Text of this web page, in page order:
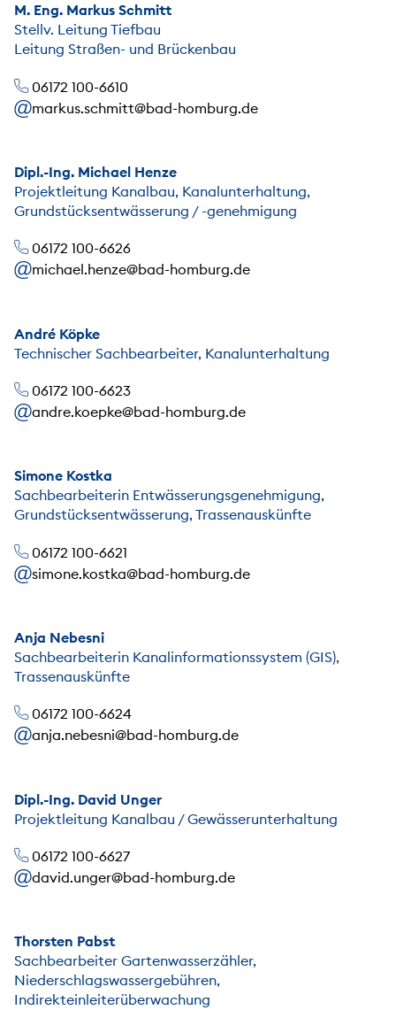
M. Eng. Markus Schmitt
Stellv. Leitung Tiefbau
Leitung Straßen- und Brückenbau
06172 100-6610
markus.schmitt@bad-homburg.de
Dipl.-Ing. Michael Henze
Projektleitung Kanalbau, Kanalunterhaltung,
Grundstücksentwässerung / -genehmigung
06172 100-6626
michael.henze@bad-homburg.de
André Köpke
Technischer Sachbearbeiter, Kanalunterhaltung
06172 100-6623
andre.koepke@bad-homburg.de
Simone Kostka
Sachbearbeiterin Entwässerungsgenehmigung,
Grundstücksentwässerung, Trassenauskünfte
06172 100-6621
simone.kostka@bad-homburg.de
Anja Nebesni
Sachbearbeiterin Kanalinformationssystem (GIS),
Trassenauskünfte
06172 100-6624
anja.nebesni@bad-homburg.de
Dipl.-Ing. David Unger
Projektleitung Kanalbau / Gewässerunterhaltung
06172 100-6627
david.unger@bad-homburg.de
Thorsten Pabst
Sachbearbeiter Gartenwasserzähler,
Niederschlagswassergebühren,
Indirekteinleiterüberwachung